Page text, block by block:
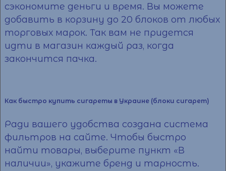
сэкономите деньги и время. Вы можете
добавить в корзину до 20 блоков от любых
торговых марок. Так вам не придется
идти в магазин каждый раз, когда
закончится пачка.
Как быстро купить сигареты в Украине (блоки сигарет)
Ради вашего удобства создана система
фильтров на сайте. Чтобы быстро
найти товары, выберите пункт «В
наличии», укажите бренд и тарность.